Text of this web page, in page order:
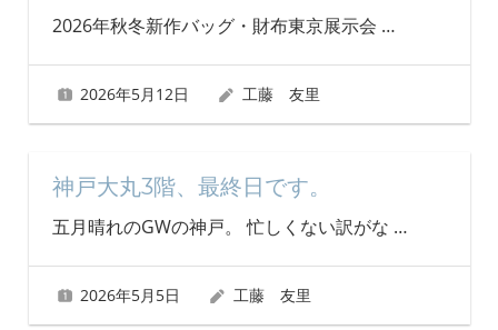
2026年秋冬新作バッグ・財布東京展示会 …
2026年5月12日 工藤 友里
神戸大丸3階、最終日です。
五月晴れのGWの神戸。 忙しくない訳がな …
2026年5月5日 工藤 友里